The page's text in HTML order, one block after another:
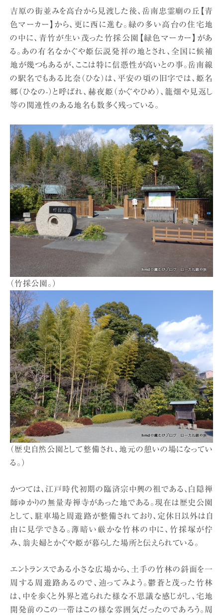
吉原の街並みを高台から見渡した後、岳南忠霊廟の丘【青
色マーカー】から、更に西に進む。緑の多い高台の住宅地
の中に、青竹が生い茂った竹採公園【緑色マーカー】があ
る。あの有名なかぐや姫伝説発祥の地とされ、全国に候補
地が幾つもあるが、ここは特に信憑性が高いとの事。岳南線
の駅名でもある比奈（ひな）は、平安の頃の旧字では、姫名
郷（ひなの-）と呼ばれ、赫夜姫（かぐやひめ）、籠畑や見返し
等の関連性のある地名も数多く残っている。
（竹採公園。）
（歴史自然公園として整備され、地元の憩いの場になってい
る。）
かつては、江戸時代初期の臨済宗中興の祖である、白隠禅
師ゆかりの無量寿禅寺があった地である。現在は歴史公園
として、駐車場と周遊路が整備されており、定休日以外は自
由に見学できる。薄暗い厳かな竹林の中に、竹採塚が佇
み、翁夫婦とかぐや姫が暮らした場所と伝えられている。
エントランスである小さな広場から、土手の竹林の斜面を一
周する周遊路あるので、辿ってみよう。鬱蒼と茂った竹林
は、中を歩くと外界と遮られた様な不思議な感じがし、宅地
開発前のこの一帯はこの様な雰囲気だったのであろう。周